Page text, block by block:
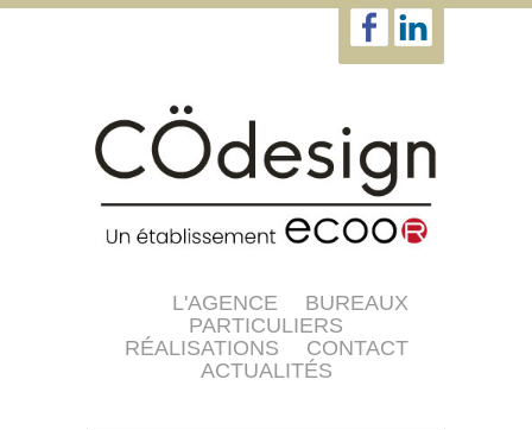
L'AGENCE
BUREAUX
PARTICULIERS
RÉALISATIONS
CONTACT
ACTUALITÉS